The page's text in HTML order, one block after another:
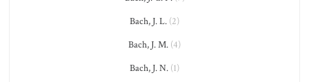
Bach, J. L. (2)
Bach, J. M. (4)
Bach, J. N. (1)